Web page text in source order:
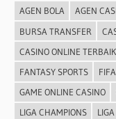
AGEN BOLA AGEN
BURSA TRANSFER
CASINO ONLINE TERBAIK
FANTASY SPORTS
FIFA
GAME ONLINE CASINO
LIGA CHAMPIONS